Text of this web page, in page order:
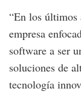
“En los últimos
empresa
software a ser
soluciones de
tecnología